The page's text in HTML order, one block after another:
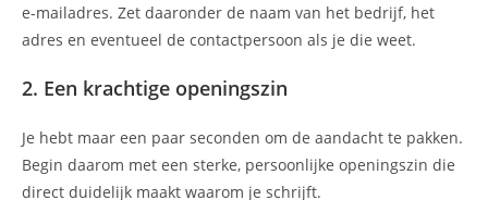
e-mailadres. Zet daaronder de naam van het bedrijf, het
adres en eventueel de contactpersoon als je die weet.
2. Een krachtige openingszin
Je hebt maar een paar seconden om de aandacht te pakken.
Begin daarom met een sterke, persoonlijke openingszin die
direct duidelijk maakt waarom je schrijft.